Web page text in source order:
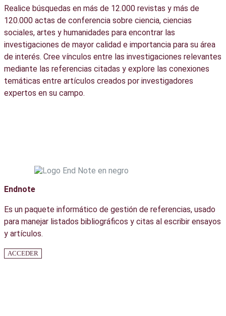
Realice búsquedas en más de 12.000 revistas y más de
120.000 actas de conferencia sobre ciencia, ciencias
sociales, artes y humanidades para encontrar las
investigaciones de mayor calidad e importancia para su área
de interés. Cree vínculos entre las investigaciones relevantes
mediante las referencias citadas y explore las conexiones
temáticas entre artículos creados por investigadores
expertos en su campo.
Endnote
Es un paquete informático de gestión de referencias, usado
para manejar listados bibliográficos y citas al escribir ensayos
y artículos.
ACCEDER